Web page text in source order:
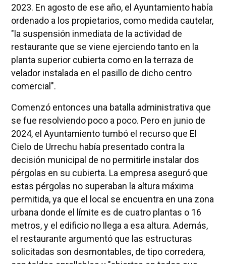
2023. En agosto de ese año, el Ayuntamiento había
ordenado a los propietarios, como medida cautelar,
"la suspensión inmediata de la actividad de
restaurante que se viene ejerciendo tanto en la
planta superior cubierta como en la terraza de
velador instalada en el pasillo de dicho centro
comercial".
Comenzó entonces una batalla administrativa que
se fue resolviendo poco a poco. Pero en junio de
2024, el Ayuntamiento tumbó el recurso que El
Cielo de Urrechu había presentado contra la
decisión municipal de no permitirle instalar dos
pérgolas en su cubierta. La empresa aseguró que
estas pérgolas no superaban la altura máxima
permitida, ya que el local se encuentra en una zona
urbana donde el límite es de cuatro plantas o 16
metros, y el edificio no llega a esa altura. Además,
el restaurante argumentó que las estructuras
solicitadas son desmontables, de tipo corredera,